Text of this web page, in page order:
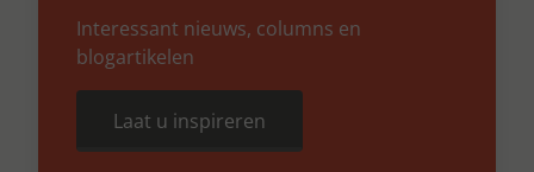
Interessant nieuws, columns en
blogartikelen
Laat u inspireren